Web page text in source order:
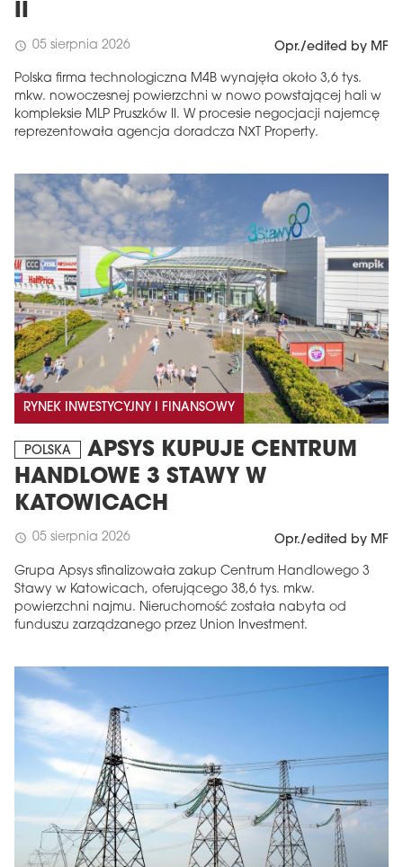
II
schedule 05 sierpnia 2026 Opr./edited by MF
Polska firma technologiczna M4B wynajęła około 3,6 tys.
mkw. nowoczesnej powierzchni w nowo powstającej hali w
kompleksie MLP Pruszków II. W procesie negocjacji najemcę
reprezentowała agencja doradcza NXT Property.
RYNEK INWESTYCYJNY I FINANSOWY
POLSKA
APSYS KUPUJE CENTRUM
HANDLOWE 3 STAWY W
KATOWICACH
schedule 05 sierpnia 2026 Opr./edited by MF
Grupa Apsys sfinalizowała zakup Centrum Handlowego 3
Stawy w Katowicach, oferującego 38,6 tys. mkw.
powierzchni najmu. Nieruchomość została nabyta od
funduszu zarządzanego przez Union Investment.